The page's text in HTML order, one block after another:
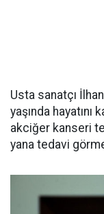
Usta sanatçı
yaşında hayatını
akciğer kanseri
yana tedavi